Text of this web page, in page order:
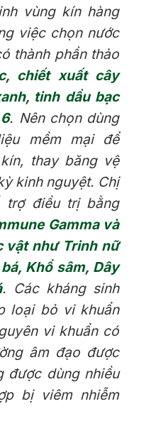
vùng kín hàng
việc chọn nước
thành phần thảo
chiết xuất cây
tinh dầu bạc
. Nên chọn dùng
mềm mại để
thay băng vệ
kinh nguyệt. Chị
trợ điều trị bằng
Gamma và
vật như Trinh nữ
Khổ sâm, Dây
. Các kháng sinh
loại bỏ vi khuẩn
vi khuẩn có
âm đạo được
được dùng nhiều
bị viêm nhiễm